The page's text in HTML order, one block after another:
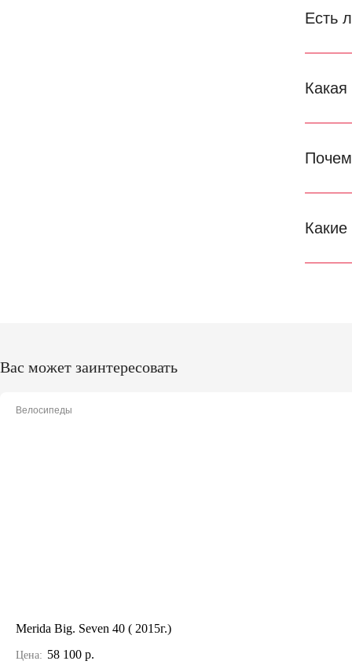
Есть
Какая
Вас может заинтересовать
Велосипеды
Merida Big. Seven 40 ( 2015г.)
Цена: 58 100 р.